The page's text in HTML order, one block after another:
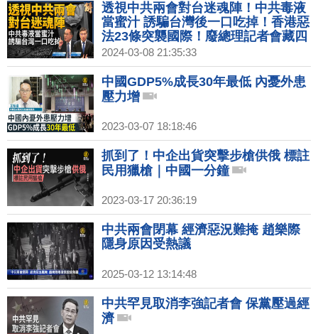
透視中共兩會對台迷魂陣！中共毒液
當蜜汁 誘騙台灣後一口吃掉！香港惡
法23條突襲國際！廢總理記者會藏四
個邊緣化！獨解中共GDP政治學！川
拜將再交鋒！｜宋國誠｜桑普｜新聞
大破解 【2024年3月8日】
2024-03-08 21:35:33
中國GDP5%成長30年最低 內憂外患
壓力增
2023-03-07 18:18:46
抓到了！中企出貨突擊步槍供俄 標註
民用獵槍｜中國一分鐘
2023-03-17 20:36:19
中共兩會閉幕 經濟惡況難掩 趙樂際
隱身原因受熱議
2025-03-12 13:14:48
中共罕見取消李強記者會 保黨壓過經
濟